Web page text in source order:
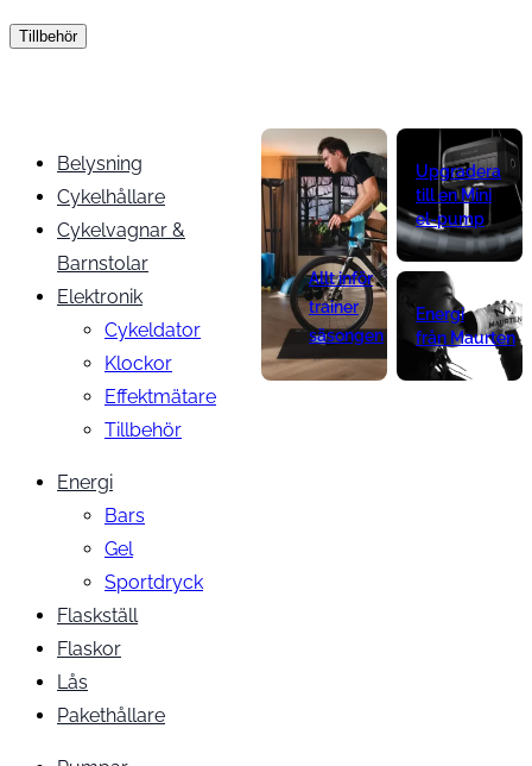
Tillbehör
Belysning
Cykelhållare
Cykelvagnar &
Barnstolar
Elektronik
Cykeldator
Klockor
Effektmätare
Tillbehör
Energi
Bars
Gel
Sportdryck
Flaskställ
Flaskor
Lås
Pakethållare
Allt inför
trainer
säsongen
Upgradera
till en Mini
el-pump
Energi
från Maurten